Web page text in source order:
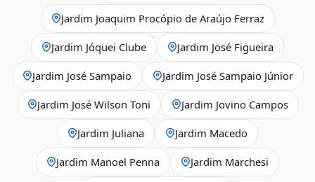
Jardim Joaquim Procópio de Araújo Ferraz
Jardim Jóquei Clube Jardim José Figueira
Jardim José Sampaio Jardim José Sampaio Júnior
Jardim José Wilson Toni Jardim Jovino Campos
Jardim Juliana Jardim Macedo
Jardim Manoel Penna Jardim Marchesi